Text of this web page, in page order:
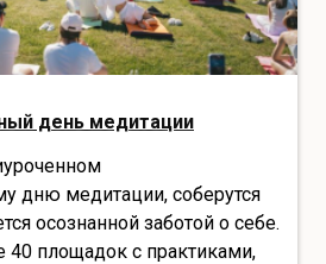
день медитации
дню медитации, соберутся
осознанной заботой о себе.
40 площадок с практиками,